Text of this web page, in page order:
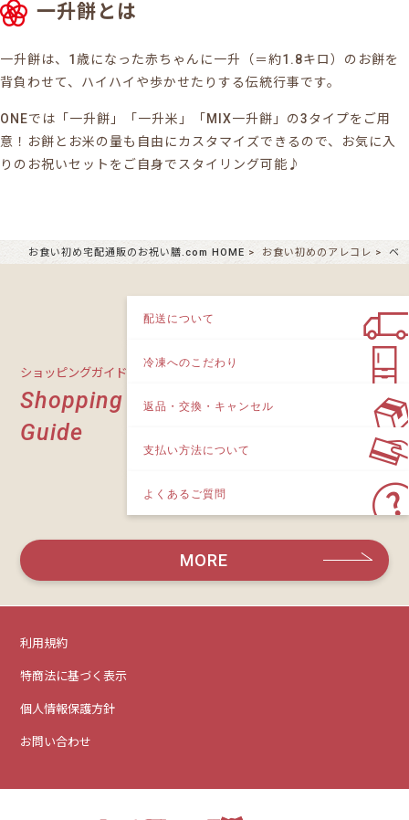
一升餅とは
一升餅は、1歳になった赤ちゃんに一升（＝約1.8キロ）のお餅を
背負わせて、ハイハイや歩かせたりする伝統行事です。
ONEでは「一升餅」「一升米」「MIX一升餅」の3タイプをご用
意！お餅とお米の量も自由にカスタマイズできるので、お気に入
りのお祝いセットをご自身でスタイリング可能♪
お食い初め宅配通販のお祝い膳.com HOME お食い初めのアレコレ ベ
ショッピングガイド
Shopping
Guide
MORE
配送について
冷凍へのこだわり
返品・交換・キャンセル
支払い方法について
よくあるご質問
利用規約
特商法に基づく表示
個人情報保護方針
お問い合わせ